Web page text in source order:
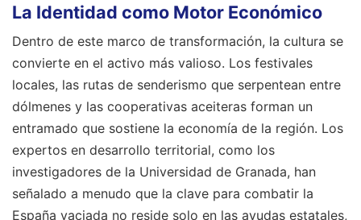
La Identidad como Motor Económico
Dentro de este marco de transformación, la cultura se
convierte en el activo más valioso. Los festivales
locales, las rutas de senderismo que serpentean entre
dólmenes y las cooperativas aceiteras forman un
entramado que sostiene la economía de la región. Los
expertos en desarrollo territorial, como los
investigadores de la Universidad de Granada, han
señalado a menudo que la clave para combatir la
España vaciada no reside solo en las ayudas estatales,